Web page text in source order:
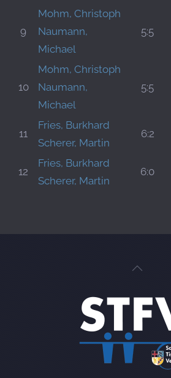
9
Mohm, Christoph
Naumann,
Michael
5:5
10
Mohm, Christoph
Naumann,
Michael
5:5
11
Fries, Burkhard
Scherer, Martin
6:2
12
Fries, Burkhard
Scherer, Martin
6:0